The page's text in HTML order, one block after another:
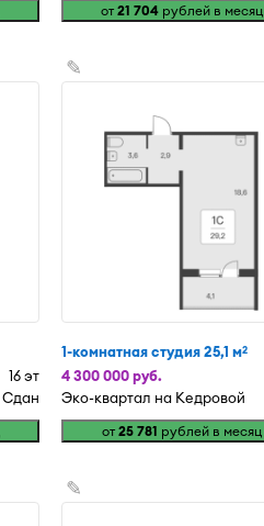
от 21 704рублей в месяц
16 эт
Сдан
✎
1-комнатная студия 25,1 м2
4 300 000 руб.
Эко-квартал на Кедровой
от 25 781 рублей в месяц
✎